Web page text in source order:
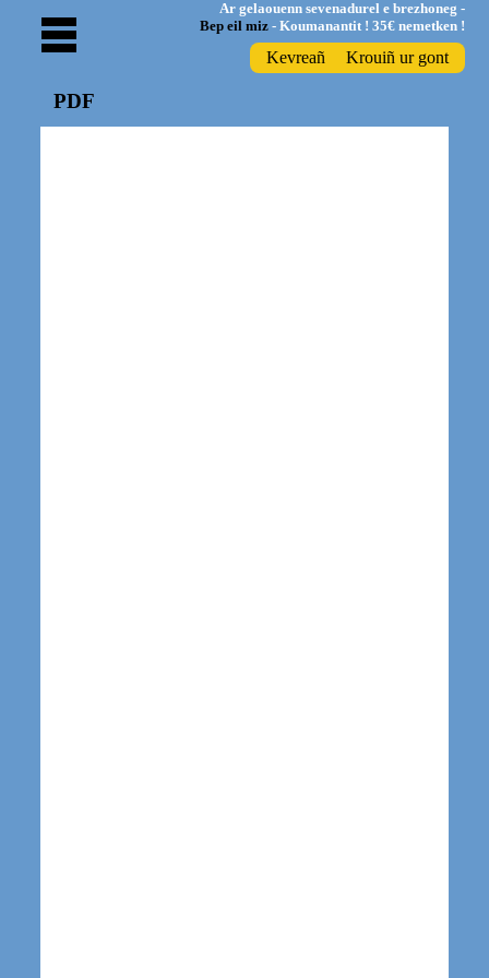
Ar gelaouenn sevenadurel e brezhoneg -
Bep eil miz- Koumanantit ! 35€ nemetken !
Kevreañ Krouiñ ur gont
PDF